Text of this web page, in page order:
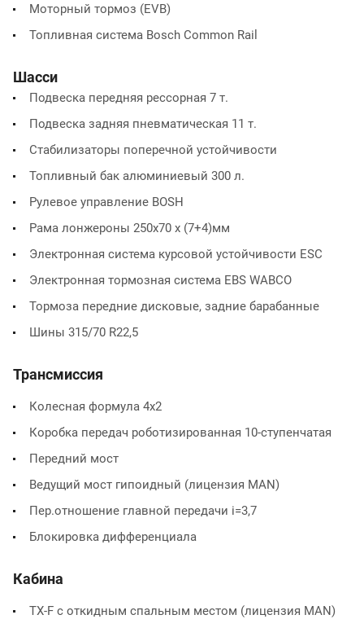
Моторный тормоз (EVB)
Топливная система Bosch Common Rail
Шасси
Подвеска передняя рессорная 7 т.
Подвеска задняя пневматическая 11 т.
Стабилизаторы поперечной устойчивости
Топливный бак алюминиевый 300 л.
Рулевое управление BOSH
Рама лонжероны 250х70 х (7+4)мм
Электронная система курсовой устойчивости ESC
Электронная тормозная система EBS WABCO
Тормоза передние дисковые, задние барабанные
Шины 315/70 R22,5
Трансмиссия
Колесная формула 4x2
Коробка передач роботизированная 10-ступенчатая
Передний мост
Ведущий мост гипоидный (лицензия МАN)
Пер.отношение главной передачи i=3,7
Блокировка дифференциала
Кабина
ТХ-F с откидным спальным местом (лицензия МАN)